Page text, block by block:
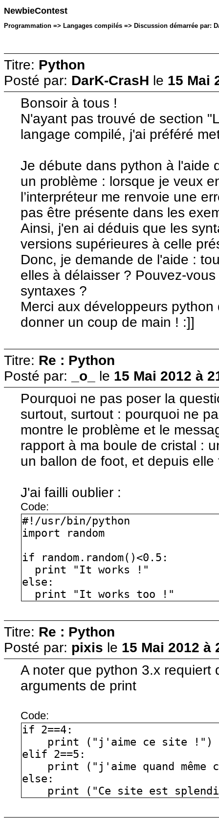
NewbieContest
Programmation => Langages compilés => Discussion démarrée par:
Titre: Python
Posté par: DarK-CrasH le 15 Mai
Bonsoir à tous !
N'ayant pas trouvé de section
langage compilé, j'ai préféré
Je débute dans python à l'aide
un problème : lorsque je veux
l’interpréteur me renvoie une
pas être présente dans les
Ainsi, j'en ai déduis que les
versions supérieures à celle
Donc, je demande de l'aide :
elles à délaisser ? Pouvez-
syntaxes ?
Merci aux développeurs
donner un coup de main ! :]]
Titre: Re : Python
Posté par:
_o_ le 15 Mai 2012 à
Pourquoi ne pas poser la
surtout, surtout : pourquoi ne
montre le problème et le
rapport à ma boule de cristal :
un ballon de foot, et depuis elle
J'ai failli oublier :
Code:
#!/usr/bin/python
import random
if random.random()<0.5:
print "It works !"
else:
print "It works too !"
Titre: Re : Python
Posté par: pixis le 15 Mai 2012 à
A noter que python 3.x requiert
arguments de print
Code:
if 2==4:
print ("j'aime ce site !")
elif 2==5:
print ("j'aime quand même
else:
print ("Ce site est